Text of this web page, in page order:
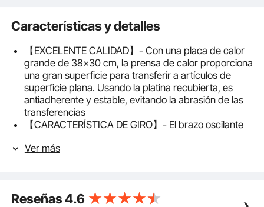
Características y detalles
【EXCELENTE CALIDAD】- Con una placa de calor
grande de 38x30 cm, la prensa de calor proporciona
una gran superficie para transferir a artículos de
superficie plana. Usando la platina recubierta, es
antiadherente y estable, evitando la abrasión de las
transferencias
【CARACTERÍSTICA DE GIRO】- El brazo oscilante
gira completamente 360 grados, lo que permite que
el elemento calefactor se mueva con seguridad hacia
de la transmisión terminada
Ver más
Reseñas4.6